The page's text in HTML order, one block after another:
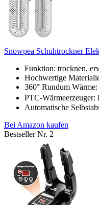
Snowpea Schuhtrockner
Funktion: trocknen,
Hochwertige
360° Rundum
PTC-Wärmeerzeuger:
Automatische
Bei Amazon kaufen
Bestseller Nr. 2